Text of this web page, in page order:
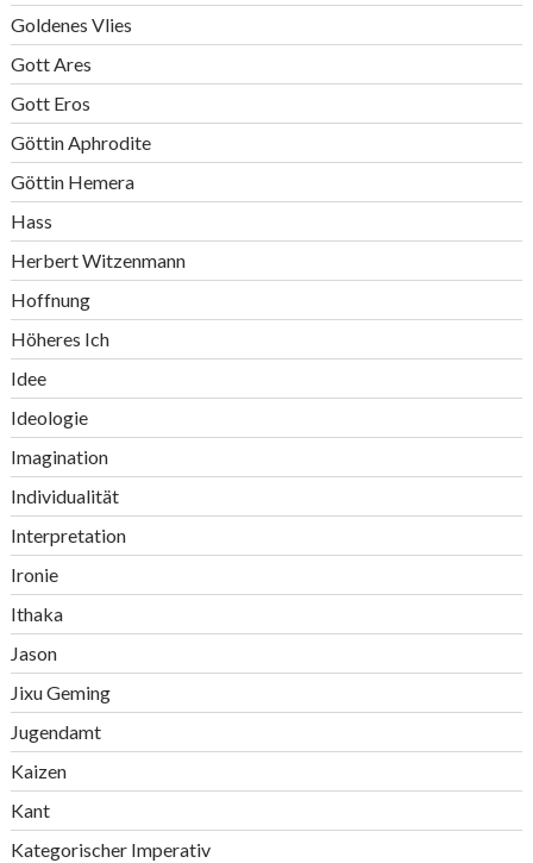
Goldenes Vlies
Gott Ares
Gott Eros
Göttin Aphrodite
Göttin Hemera
Hass
Herbert Witzenmann
Hoffnung
Höheres Ich
Idee
Ideologie
Imagination
Individualität
Interpretation
Ironie
Ithaka
Jason
Jixu Geming
Jugendamt
Kaizen
Kant
Kategorischer Imperativ